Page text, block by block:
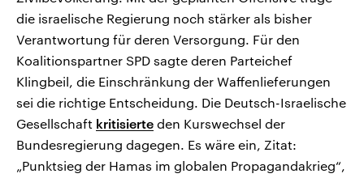
die israelische Regierung noch stärker als bisher
Verantwortung für deren Versorgung. Für den
Koalitionspartner SPD sagte deren Parteichef
Klingbeil, die Einschränkung der Waffenlieferungen
sei die richtige Entscheidung. Die Deutsch-Israelische
Gesellschaft kritisierte den Kurswechsel der
Bundesregierung dagegen. Es wäre ein, Zitat:
„Punktsieg der Hamas im globalen Propagandakrieg“,